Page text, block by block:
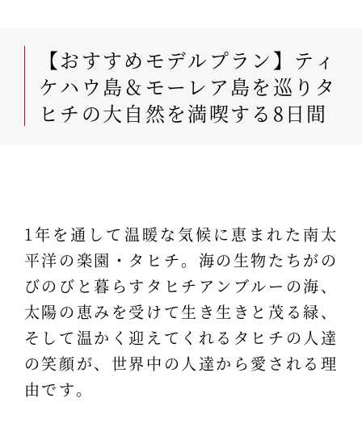
【おすすめモデルプラン】ティ
ケハウ島＆モーレア島を巡りタ
ヒチの大自然を満喫する8日間
1年を通して温暖な気候に恵まれた南太
平洋の楽園・タヒチ。海の生物たちがの
びのびと暮らすタヒチアンブルーの海、
太陽の恵みを受けて生き生きと茂る緑、
そして温かく迎えてくれるタヒチの人達
の笑顔が、世界中の人達から愛される理
由です。